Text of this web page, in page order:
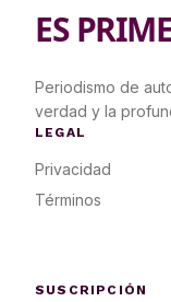
ES
Periodismo de
verdad y la
LEGAL
Privacidad
Términos
SUSCRIPCIÓN